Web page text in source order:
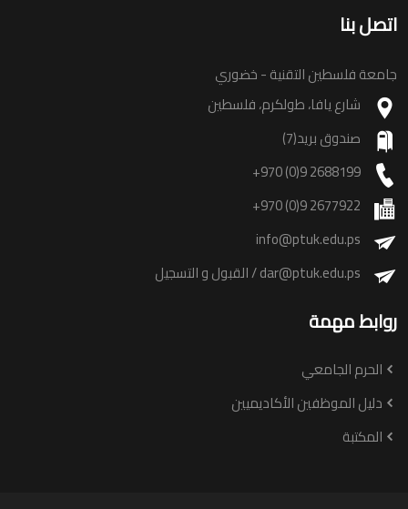
اتصل بنا
جامعة فلسطين التقنية - خضوري
شارع يافا، طولكرم، فلسطين
صندوق بريد(7)
+970 (0)9 2688199
+970 (0)9 2677922
info@ptuk.edu.ps
dar@ptuk.edu.ps/ القبول و التسجيل
روابط مهمة
الحرم الجامعي
دليل الموظفين الأكاديميين
المكتبة